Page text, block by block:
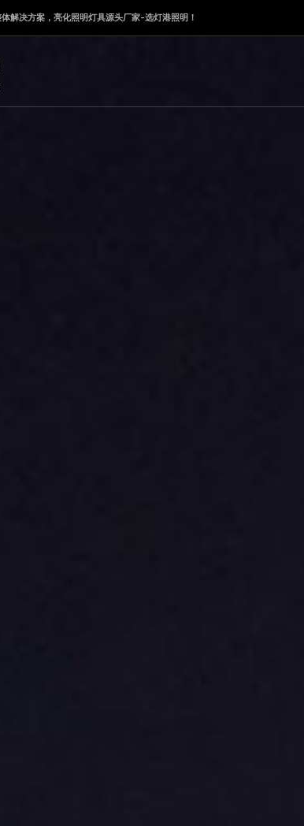
解决方案，亮化照明灯具源头厂家-选灯港照明！